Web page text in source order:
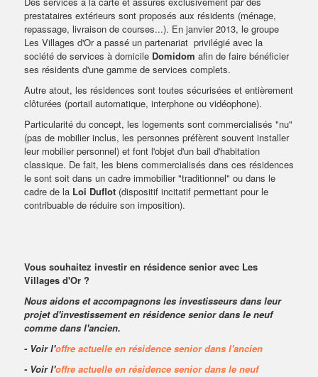
prestataires extérieurs sont proposés aux résidents (ménage,
repassage, livraison de courses...). En janvier 2013, le groupe
Les Villages d'Or a passé un partenariat privilégié avec la
société de services à domicile Domidom afin de faire bénéficier
ses résidents d'une gamme de services complets.
Autre atout, les résidences sont toutes sécurisées et entièrement
clôturées (portail automatique, interphone ou vidéophone).
Particularité du concept, les logements sont commercialisés "nu"
(pas de mobilier inclus, les personnes préfèrent souvent installer
leur mobilier personnel) et font l'objet d'un bail d'habitation
classique. De fait, les biens commercialisés dans ces résidences
le sont soit dans un cadre immobilier "traditionnel" ou dans le
cadre de la Loi Duflot(dispositif incitatif permettant pour le
contribuable de réduire son imposition).
Vous souhaitez investir en résidence senior avec Les
Villages d'Or?
Nous aidons et accompagnons les investisseurs dans leur
projet d'investissement en résidence senior dans le neuf
comme dans l'ancien.
- Voir l'offre actuelle en résidence senior dans l'ancien
- Voir l'offre actuelle en résidence senior dans le neuf